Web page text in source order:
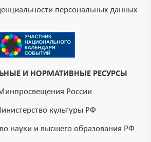
персональных данных
И НОРМАТИВНЫЕ РЕСУРСЫ
России
культуры РФ
науки и высшего образования РФ